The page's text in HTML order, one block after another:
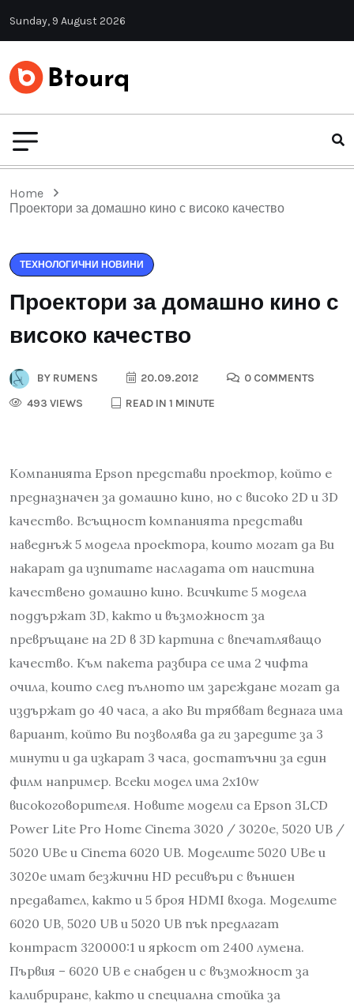
Sunday, 9 August 2026
Home
Проектори за домашно кино с високо качество
ТЕХНОЛОГИЧНИ НОВИНИ
Проектори за домашно кино с
високо качество
BY RUMENS 20.09.2012
0 COMMENTS
493 VIEWS
READ IN 1 MINUTE
Компанията Epson представи проектор, който е
предназначен за домашно кино, но с високо 2D и 3D
качество. Всъщност компанията представи
наведнъж 5 модела проектора, които могат да Ви
накарат да изпитате насладата от наистина
качествено домашно кино. Всичките 5 модела
поддържат 3D, както и възможност за
превръщане на 2D в 3D картина с впечатляващо
качество. Към пакета разбира се има 2 чифта
очила, които след пълното им зареждане могат да
издържат до 40 часа, а ако Ви трябват веднага има
вариант, който Ви позволява да ги заредите за 3
минути и да изкарат 3 часа, достатъчни за един
филм например. Всеки модел има 2х10w
високоговорителя. Новите модели са Epson 3LCD
Power Lite Pro Home Cinema 3020 / 3020e, 5020 UB /
5020 UBe и Cinema 6020 UB. Моделите 5020 UBe и
3020e имат безжични HD ресивъри с външен
предавател, както и 5 броя HDMI входа. Моделите
6020 UB, 5020 UB и 5020 UB пък предлагат
контраст 320000:1 и яркост от 2400 лумена.
Първия – 6020 UB е снабден и с възможност за
калибриране, както и специална стойка за